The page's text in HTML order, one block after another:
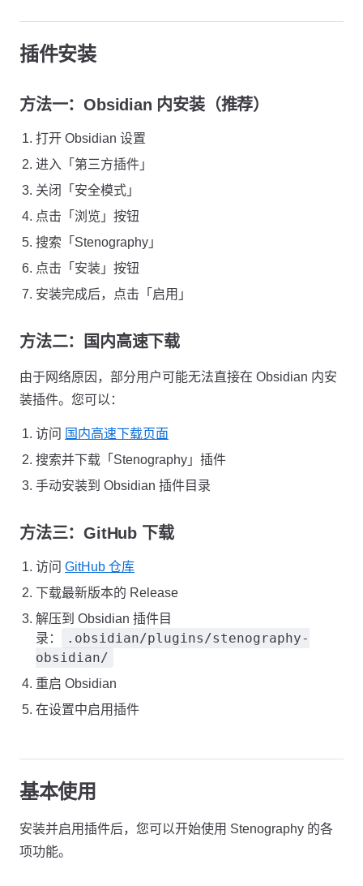
插件安装
方法一：Obsidian 内安装（推荐）
打开 Obsidian 设置
进入「第三方插件」
关闭「安全模式」
点击「浏览」按钮
搜索「Stenography」
点击「安装」按钮
安装完成后，点击「启用」
方法二：国内高速下载
由于网络原因，部分用户可能无法直接在 Obsidian 内安
装插件。您可以：
访问 国内高速下载页面
搜索并下载「Stenography」插件
手动安装到 Obsidian 插件目录
方法三：GitHub 下载
访问 GitHub 仓库
下载最新版本的 Release
解压到 Obsidian 插件目
录：
.obsidian/plugins/stenography-
obsidian/
重启 Obsidian
在设置中启用插件
基本使用
安装并启用插件后，您可以开始使用 Stenography 的各
项功能。